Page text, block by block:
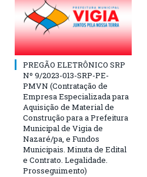
PREGÃO ELETRÔNICO SRP
Nº 9/2023-013-SRP-PE-
PMVN (Contratação de
Empresa Especializada para
Aquisição de Material de
Construção para a Prefeitura
Municipal de Vigia de
Nazaré/pa, e Fundos
Municipais. Minuta de Edital
e Contrato. Legalidade.
Prosseguimento)